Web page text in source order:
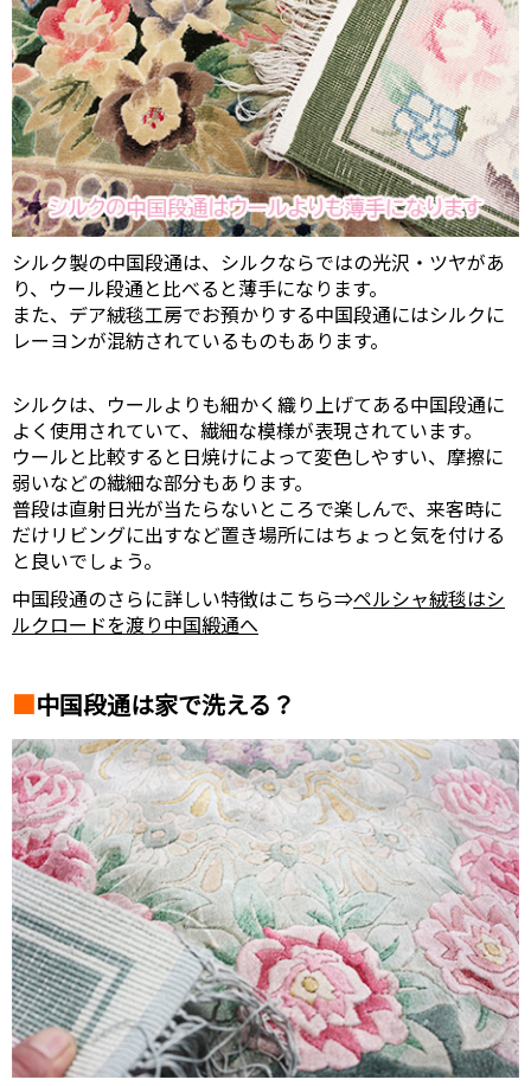
シルク製の中国段通は、シルクならではの光沢・ツヤがあ
り、ウール段通と比べると薄手になります。
また、デア絨毯工房でお預かりする中国段通にはシルクに
レーヨンが混紡されているものもあります。
シルクは、ウールよりも細かく織り上げてある中国段通に
よく使用されていて、繊細な模様が表現されています。
ウールと比較すると日焼けによって変色しやすい、摩擦に
弱いなどの繊細な部分もあります。
普段は直射日光が当たらないところで楽しんで、来客時に
だけリビングに出すなど置き場所にはちょっと気を付ける
と良いでしょう。
中国段通のさらに詳しい特徴はこちら⇒ペルシャ絨毯はシ
ルクロードを渡り中国緞通へ
中国段通は家で洗える？